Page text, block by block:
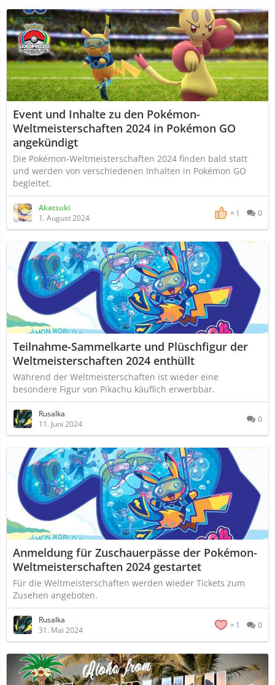
Event und Inhalte zu den Pokémon-
Weltmeisterschaften 2024 in Pokémon GO
angekündigt
Die Pokémon-Weltmeisterschaften 2024 finden bald statt
und werden von verschiedenen Inhalten in Pokémon GO
begleitet.
Akatsuki
1. August 2024
1 0
Teilnahme-Sammelkarte und Plüschfigur der
Weltmeisterschaften 2024 enthüllt
Während der Weltmeisterschaften ist wieder eine
besondere Figur von Pikachu käuflich erwerbbar.
Rusalka
11. Juni 2024
0
Anmeldung für Zuschauerpässe der Pokémon-
Weltmeisterschaften 2024 gestartet
Für die Weltmeisterschaften werden wieder Tickets zum
Zusehen angeboten.
Rusalka
31. Mai 2024
1 0